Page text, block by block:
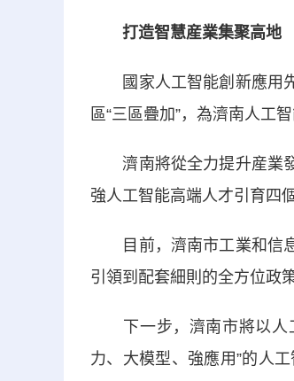
打造智慧産業集聚高地
國家人工智能創新應用先
區“三區疊加”，為濟南人工
濟南將從全力提升産業發
強人工智能高端人才引育四
目前，濟南市工業和信息
引領到配套細則的全方位政
下一步，濟南市將以人工
力、大模型、強應用”的人